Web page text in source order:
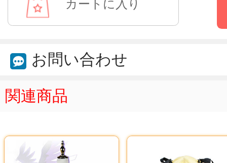
お問い合わせ
関連商品